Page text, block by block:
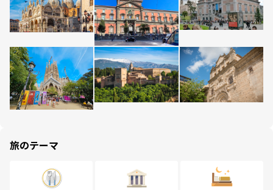
旅のテーマ